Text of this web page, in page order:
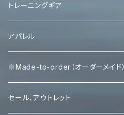
レバーベルト
パワーベルト
トレーニングギア
パワーグリップ
エルボースリーブ
ニースリーブ
アパレル
タンクトップ
Ｔシャツ
※Made-to-order（オーダーメイド）
Tシャツ
セール、アウトレット